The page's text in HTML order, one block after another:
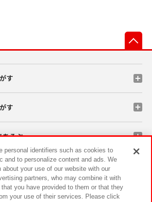
す
す
あそぶ
ンペーン
personal identifiers such as cookies to
and to personalize content and ads. We
about your use of our website with our
partners, who may combine it with
you have provided to them or that they
your use of their services. Please click